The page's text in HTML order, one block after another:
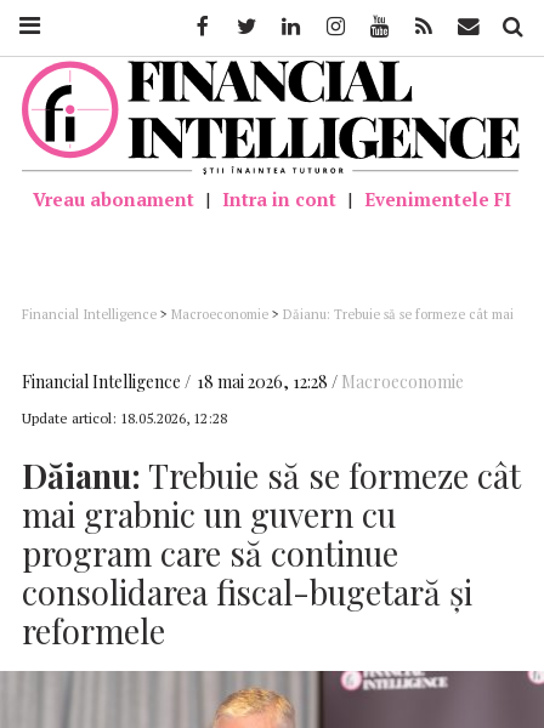
Vreau abonament | Intra in cont | Evenimentele FI
Financial Intelligence > Macroeconomie > Dăianu: Trebuie să se formeze cât mai
Financial Intelligence 18 mai 2026, 12:28 Macroeconomie
Update articol: 18.05.2026, 12:28
Dăianu: Trebuie să se formeze cât
mai grabnic un guvern cu
program care să continue
consolidarea fiscal-bugetară şi
reformele
FacebookTwitter LinkedinInstagramYoutube Feed Mail